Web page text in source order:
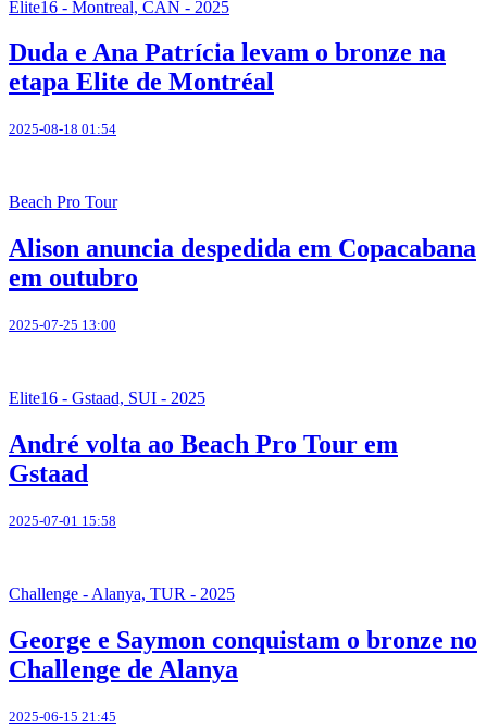
Elite16 - Montreal, CAN - 2025
Duda e Ana Patrícia levam o bronze na
etapa Elite de Montréal
2025-08-18 01:54
Beach Pro Tour
Alison anuncia despedida em Copacabana
em outubro
2025-07-25 13:00
Elite16 - Gstaad, SUI - 2025
André volta ao Beach Pro Tour em
Gstaad
2025-07-01 15:58
Challenge - Alanya, TUR - 2025
George e Saymon conquistam o bronze no
Challenge de Alanya
2025-06-15 21:45